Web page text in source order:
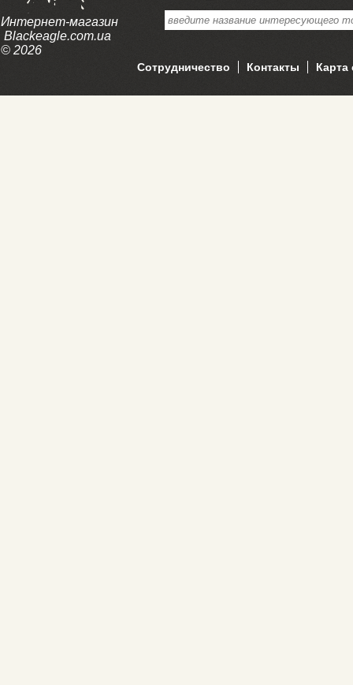
Интернет-магазин
Blackeagle.com.ua
© 2026
Сотрудничество Контакты Карта